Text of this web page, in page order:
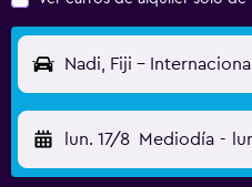
Nadi, Fiji -
lun. 17/8 Mediodía -